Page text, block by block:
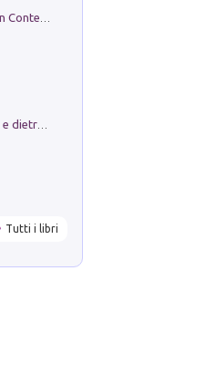
Tutti i libri